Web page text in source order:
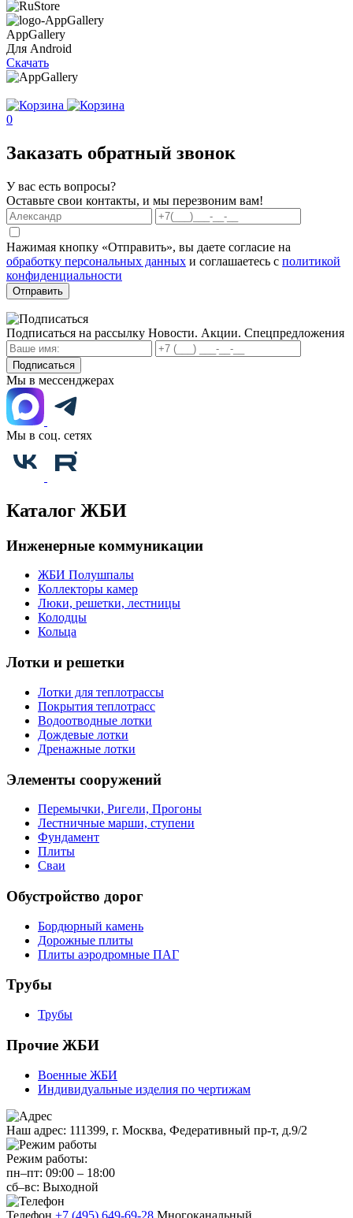
AppGallery
Для Android
Скачать
0
Заказать обратный звонок
У вас есть вопросы?
Оставьте свои контакты, и мы перезвоним вам!
Нажимая кнопку «Отправить», вы даете согласие на
обработку персональных данных и соглашаетесь с политикой
конфиденциальности
Отправить
Подписаться на рассылку Новости. Акции. Спецпредложения
Подписаться
Мы в мессенджерах
Мы в соц. сетях
Каталог ЖБИ
Инженерные коммуникации
ЖБИ Полушпалы
Коллекторы камер
Люки, решетки, лестницы
Колодцы
Кольца
Лотки и решетки
Лотки для теплотрассы
Покрытия теплотрасс
Водоотводные лотки
Дождевые лотки
Дренажные лотки
Элементы сооружений
Перемычки, Ригели, Прогоны
Лестничные марши, ступени
Фундамент
Плиты
Сваи
Обустройство дорог
Бордюрный камень
Дорожные плиты
Плиты аэродромные ПАГ
Трубы
Трубы
Прочие ЖБИ
Военные ЖБИ
Индивидуальные изделия по чертижам
Наш адрес: 111399, г. Москва, Федеративный пр-т, д.9/2
Режим работы:
пн–пт: 09:00 – 18:00
сб–вс: Выходной
Телефон +7 (495) 649-69-28 Многоканальный